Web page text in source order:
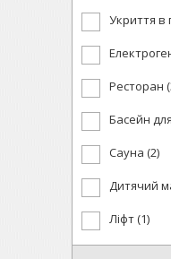
Укриття в
Ресторан
Басейн
Сауна (2)
Дитячий
Ліфт (1)